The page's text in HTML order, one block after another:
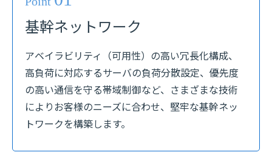
基幹ネットワーク
アベイラビリティ（可用性）の高い冗長化構成、
高負荷に対応するサーバの負荷分散設定、優先度
の高い通信を守る帯域制御など、さまざまな技術
によりお客様のニーズに合わせ、堅牢な基幹ネッ
トワークを構築します。